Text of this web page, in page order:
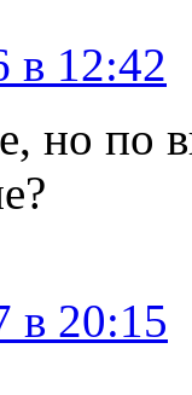
в 12:42
но по
в 20:15